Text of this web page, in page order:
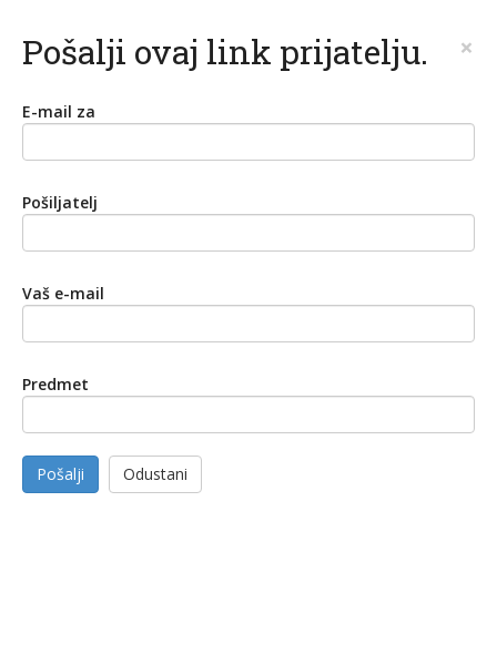
Pošalji ovaj link prijatelju. ×
E-mail za
Pošiljatelj
Vaš e-mail
Predmet
Pošalji Odustani